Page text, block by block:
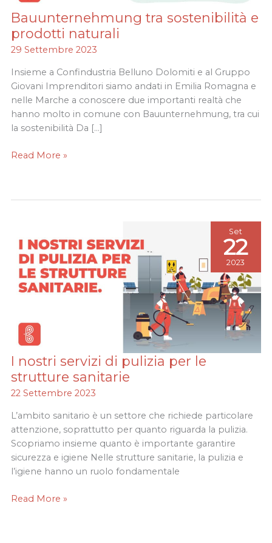
Bauunternehmung tra sostenibilità e
prodotti naturali
29 Settembre 2023
Insieme a Confindustria Belluno Dolomiti e al Gruppo
Giovani Imprenditori siamo andati in Emilia Romagna e
nelle Marche a conoscere due importanti realtà che
hanno molto in comune con Bauunternehmung, tra cui
la sostenibilità Da […]
Bauunternehmung
tra
sostenibilità
prodotti
naturali
Read More »
I nostri servizi di pulizia per le
strutture sanitarie
22 Settembre 2023
L’ambito sanitario è un settore che richiede particolare
attenzione, soprattutto per quanto riguarda la pulizia.
Scopriamo insieme quanto è importante garantire
sicurezza e igiene Nelle strutture sanitarie, la pulizia e
l’igiene hanno un ruolo fondamentale
I
nostri
servizi
pulizia
per
le
strutture
sanitarie
Read More »
Set
22
2023